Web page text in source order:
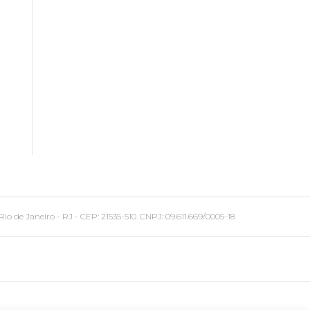
Janeiro - RJ - CEP: 21535-510. CNPJ: 09.611.669/0005-18